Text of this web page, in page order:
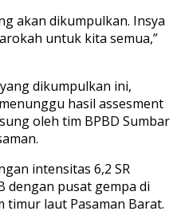
akan dikumpulkan. Insya
untuk kita semua,”
dikumpulkan ini,
hasil assesment
oleh tim BPBD Sumbar
intensitas 6,2 SR
dengan pusat gempa di
timur laut Pasaman Barat.